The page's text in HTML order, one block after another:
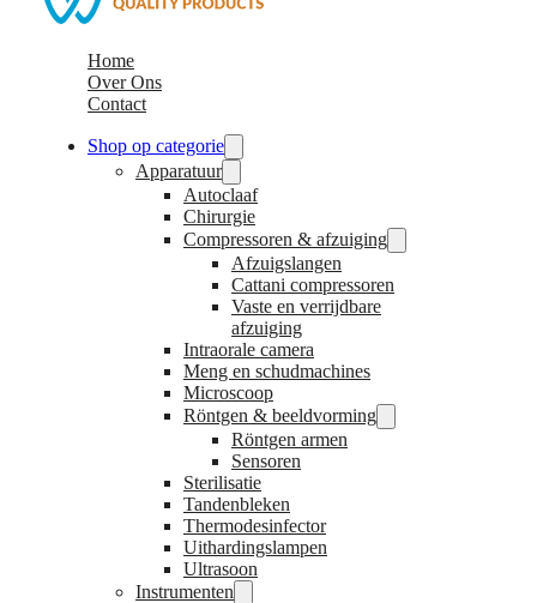
Home
Over Ons
Contact
Shop op categorie
Apparatuur
Autoclaaf
Chirurgie
Compressoren & afzuiging
Afzuigslangen
Cattani compressoren
Vaste en verrijdbare
afzuiging
Intraorale camera
Meng en schudmachines
Microscoop
Röntgen & beeldvorming
Röntgen armen
Sensoren
Sterilisatie
Tandenbleken
Thermodesinfector
Uithardingslampen
Ultrasoon
Instrumenten